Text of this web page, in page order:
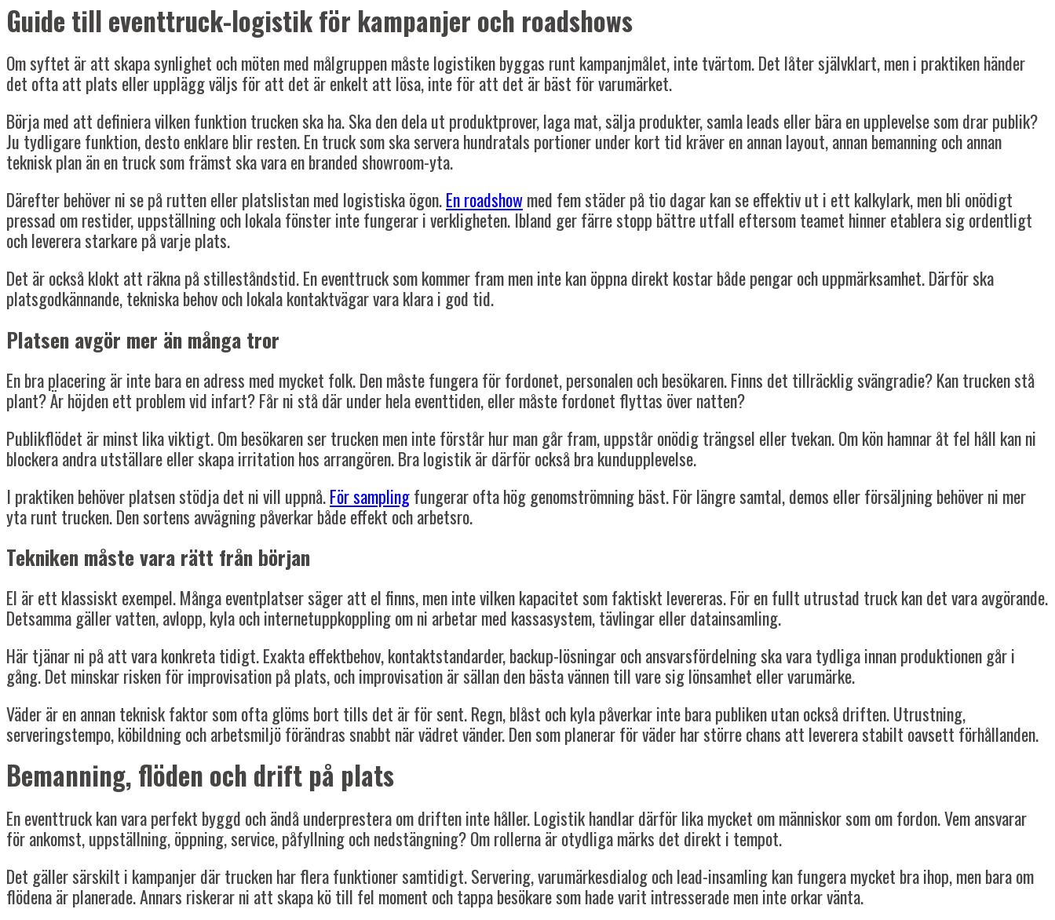
Guide till eventtruck-logistik för kampanjer och roadshows
Om syftet är att skapa synlighet och möten med målgruppen måste logistiken byggas runt kampanjmålet, inte tvärtom. Det låter självklart, men i praktiken händer
det ofta att plats eller upplägg väljs för att det är enkelt att lösa, inte för att det är bäst för varumärket.
Börja med att definiera vilken funktion trucken ska ha. Ska den dela ut produktprover, laga mat, sälja produkter, samla leads eller bära en upplevelse som drar publik?
Ju tydligare funktion, desto enklare blir resten. En truck som ska servera hundratals portioner under kort tid kräver en annan layout, annan bemanning och annan
teknisk plan än en truck som främst ska vara en branded showroom-yta.
Därefter behöver ni se på rutten eller platslistan med logistiska ögon.En roadshowmed fem städer på tio dagar kan se effektiv ut i ett kalkylark, men bli onödigt
pressad om restider, uppställning och lokala fönster inte fungerar i verkligheten. Ibland ger färre stopp bättre utfall eftersom teamet hinner etablera sig ordentligt
och leverera starkare på varje plats.
Det är också klokt att räkna på stilleståndstid. En eventtruck som kommer fram men inte kan öppna direkt kostar både pengar och uppmärksamhet. Därför ska
platsgodkännande, tekniska behov och lokala kontaktvägar vara klara i god tid.
Platsen avgör mer än många tror
En bra placering är inte bara en adress med mycket folk. Den måste fungera för fordonet, personalen och besökaren. Finns det tillräcklig svängradie? Kan trucken stå
plant? Är höjden ett problem vid infart? Får ni stå där under hela eventtiden, eller måste fordonet flyttas över natten?
Publikflödet är minst lika viktigt. Om besökaren ser trucken men inte förstår hur man går fram, uppstår onödig trängsel eller tvekan. Om kön hamnar åt fel håll kan ni
blockera andra utställare eller skapa irritation hos arrangören. Bra logistik är därför också bra kundupplevelse.
I praktiken behöver platsen stödja det ni vill uppnå.För samplingfungerar ofta hög genomströmning bäst. För längre samtal, demos eller försäljning behöver ni mer
yta runt trucken. Den sortens avvägning påverkar både effekt och arbetsro.
Tekniken måste vara rätt från början
El är ett klassiskt exempel. Många eventplatser säger att el finns, men inte vilken kapacitet som faktiskt levereras. För en fullt utrustad truck kan det vara avgörande.
Detsamma gäller vatten, avlopp, kyla och internetuppkoppling om ni arbetar med kassasystem, tävlingar eller datainsamling.
Här tjänar ni på att vara konkreta tidigt. Exakta effektbehov, kontaktstandarder, backup-lösningar och ansvarsfördelning ska vara tydliga innan produktionen går i
gång. Det minskar risken för improvisation på plats, och improvisation är sällan den bästa vännen till vare sig lönsamhet eller varumärke.
Väder är en annan teknisk faktor som ofta glöms bort tills det är för sent. Regn, blåst och kyla påverkar inte bara publiken utan också driften. Utrustning,
serveringstempo, köbildning och arbetsmiljö förändras snabbt när vädret vänder. Den som planerar för väder har större chans att leverera stabilt oavsett förhållanden.
Bemanning, flöden och drift på plats
En eventtruck kan vara perfekt byggd och ändå underprestera om driften inte håller. Logistik handlar därför lika mycket om människor som om fordon. Vem ansvarar
för ankomst, uppställning, öppning, service, påfyllning och nedstängning? Om rollerna är otydliga märks det direkt i tempot.
Det gäller särskilt i kampanjer där trucken har flera funktioner samtidigt. Servering, varumärkesdialog och lead-insamling kan fungera mycket bra ihop, men bara om
flödena är planerade. Annars riskerar ni att skapa kö till fel moment och tappa besökare som hade varit intresserade men inte orkar vänta.